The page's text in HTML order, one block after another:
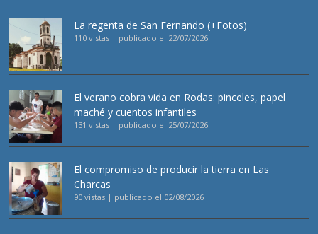
La regenta de San Fernando (+Fotos)
110 vistas | publicado el 22/07/2026
El verano cobra vida en Rodas: pinceles, papel
maché y cuentos infantiles
131 vistas | publicado el 25/07/2026
El compromiso de producir la tierra en Las
Charcas
90 vistas | publicado el 02/08/2026